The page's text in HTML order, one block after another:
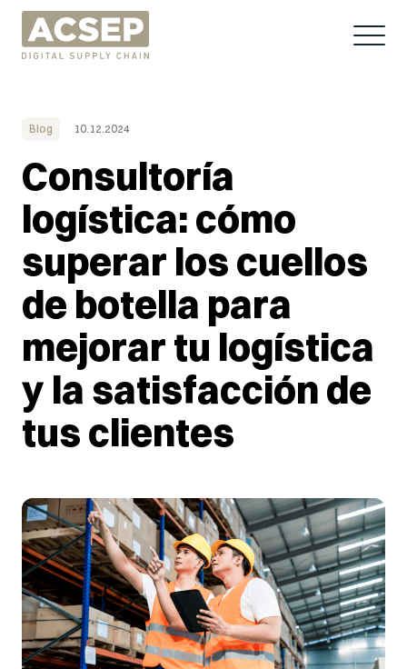
Blog 10.12.2024
Consultoría
logística: cómo
superar los cuellos
de botella para
mejorar tu logística
y la satisfacción de
tus clientes